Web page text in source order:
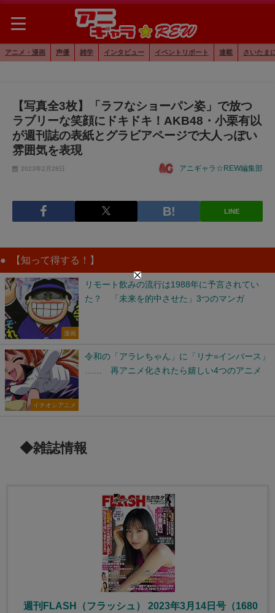
アニメ・漫画 声優 雑学 インタビュー イベントリポート 連載 さいたま
【写真全3枚】「ラフなショーパン姿」で放つ
ラブリーな笑顔にドキドキ！AKB48・小栗有以
が週刊誌の表紙とグラビアページで大人っぽい
雰囲気を表現
2023年2月28日 アニギャラ☆REW編集部
LINE
【知って得する！】
漫画
リモート飲みの流行は1988年に予言されてい
た？ 「未来を的中させた」3つのマンガ
イチオシアニメ
令和の「アラレちゃん」に「リナ=インバース」
…… 再アニメ化されたら嬉しい4つのアニメ
◆雑誌情報
週刊FLASH（フラッシュ） 2023年3月14日号（1680